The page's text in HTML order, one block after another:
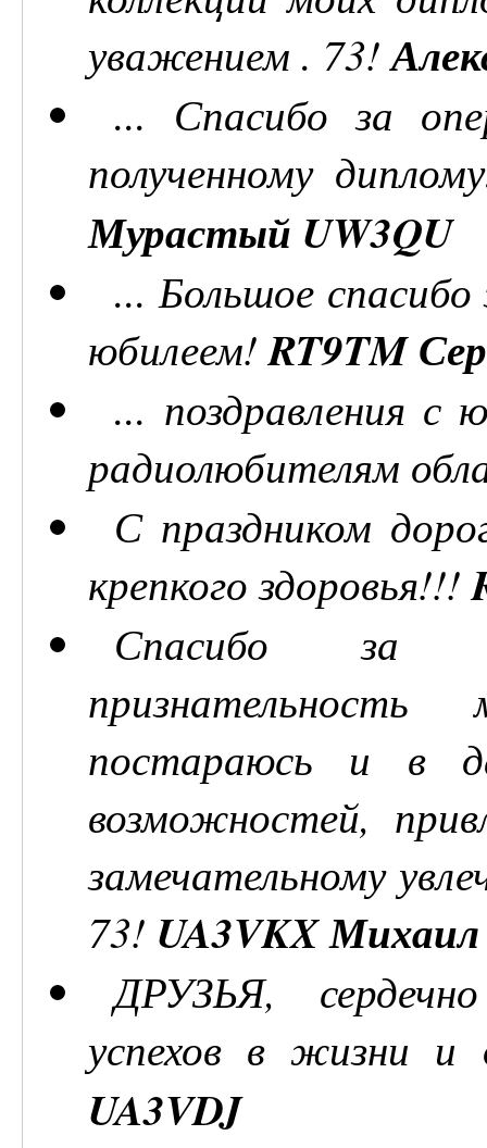
уважением . 73!
... Спасибо за
полученному
Мурастый UW3QU
... Большое
юбилеем!RT9TM
... поздравления с
радиолюбителям
С праздником
крепкого здоровья!!!
Спасибо за
постараюсь и в
возможностей,
замечательному
73! UA3VKX Михаил
ДРУЗЬЯ,
успехов в жизни
UA3VDJ